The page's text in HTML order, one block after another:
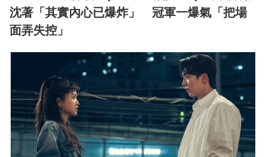
沈著「其實內心已爆炸」 冠軍一爆氣「把場
面弄失控」